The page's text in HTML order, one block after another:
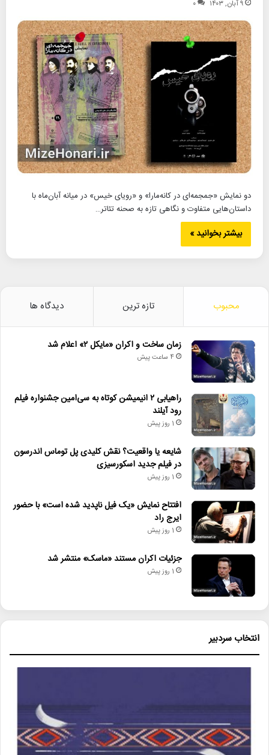
۹ آبان, ۱۴۰۳ ۰
دو نمایش «جمجمه‌ای در کانه‌مارا» و «رویای خیس» در میانه آبان‌ماه با
داستان‌هایی متفاوت و نگاهی تازه به صحنه تئاتر…
بیشتر بخوانید »
محبوب تازه ترین دیدگاه ها
زمان ساخت و اکران «مایکل ۲» اعلام شد
4 ساعت پیش
راهیابی ۲ انیمیشن کوتاه به سی‌امین جشنواره فیلم
رود آیلند
1 روز پیش
شایعه یا واقعیت؟ نقش کلیدی پل توماس اندرسون
در فیلم جدید اسکورسیزی
1 روز پیش
افتتاح نمایش «یک فیل ناپدید شده است» با حضور
ایرج راد
1 روز پیش
جزئیات اکران مستند «ماسک» منتشر شد
1 روز پیش
انتخاب سردبیر